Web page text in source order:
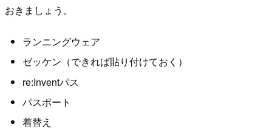
おきましょう。
ランニングウェア
ゼッケン（できれば貼り付けておく）
re:Inventパス
パスポート
着替え